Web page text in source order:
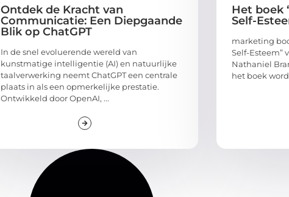
Ontdek de Kracht van
Communicatie: Een Diepgaande
Blik op ChatGPT
In de snel evoluerende wereld van
kunstmatige intelligentie (AI) en natuurlijke
taalverwerking neemt ChatGPT een centrale
plaats in als een opmerkelijke prestatie.
Ontwikkeld door OpenAI, ...
Het boek
Self-
marketing
Self-Esteem”
Nathaniel
het boek